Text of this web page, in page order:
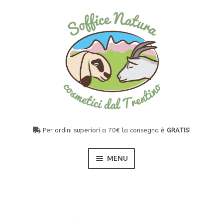
Per ordini superiori a 70€ la consegna è GRATIS!
MENU